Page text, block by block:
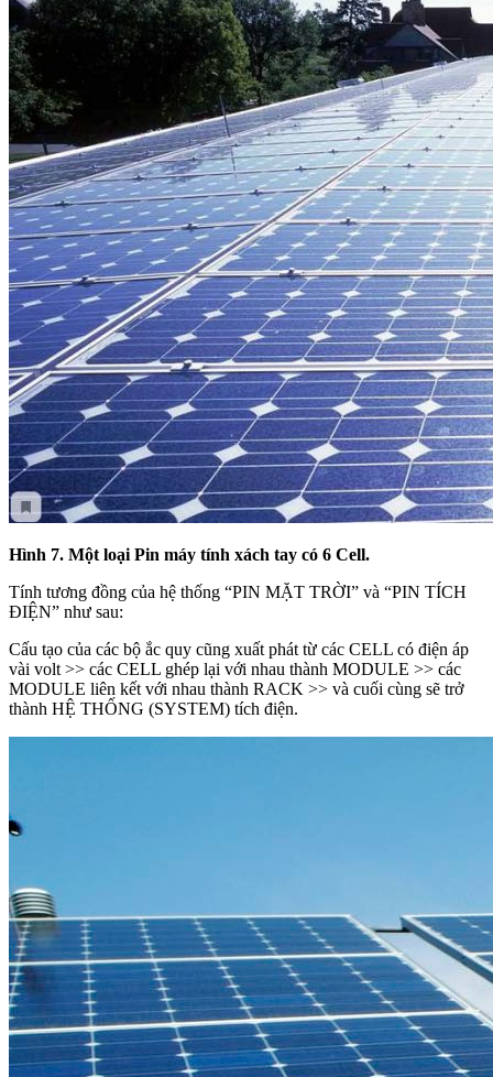
Hình 7. Một loại Pin máy tính xách tay có 6 Cell.
Tính tương đồng của hệ thống “PIN MẶT TRỜI” và “PIN TÍCH
ĐIỆN” như sau:
Cấu tạo của các bộ ắc quy cũng xuất phát từ các CELL có điện áp
vài volt >> các CELL ghép lại với nhau thành MODULE >> các
MODULE liên kết với nhau thành RACK >> và cuối cùng sẽ trở
thành HỆ THỐNG (SYSTEM) tích điện.